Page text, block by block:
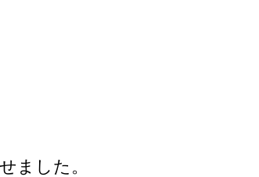
ました。